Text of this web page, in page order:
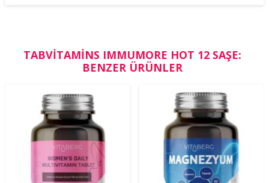
TABVITAMINS IMMUMORE HOT 12 SAŞE:
BENZER ÜRÜNLER